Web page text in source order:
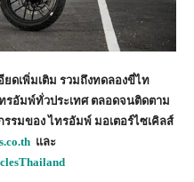
ดเพิ่มเติม รวมถึงทดลองขี่ไท
อัมพ์ทั่วประเทศ ตลอดจนติดตาม
รมของ ไทรอัมพ์ มอเตอร์ไซเคิลส์
และ